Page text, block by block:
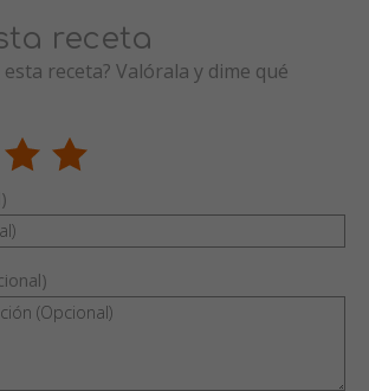
receta
receta? Valórala y dime qué